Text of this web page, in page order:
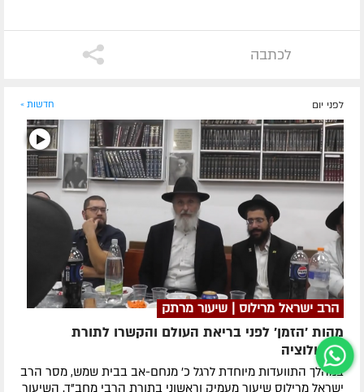
לכתבה
לפני יום חדשות »
הרב ישראל מרילוס | שיעור מרתק
מהות 'הזמן' לפני בריאת העולם והקשרו לתורת
האבולוציה
במהלך התוועדות מיוחדת לרגל כ' מנחם-אב בבית שמש, מסר הרב
ישראל מרילוס שיעור מעמיק וראשוני בתורת הרבי מחב"ד. השיעור